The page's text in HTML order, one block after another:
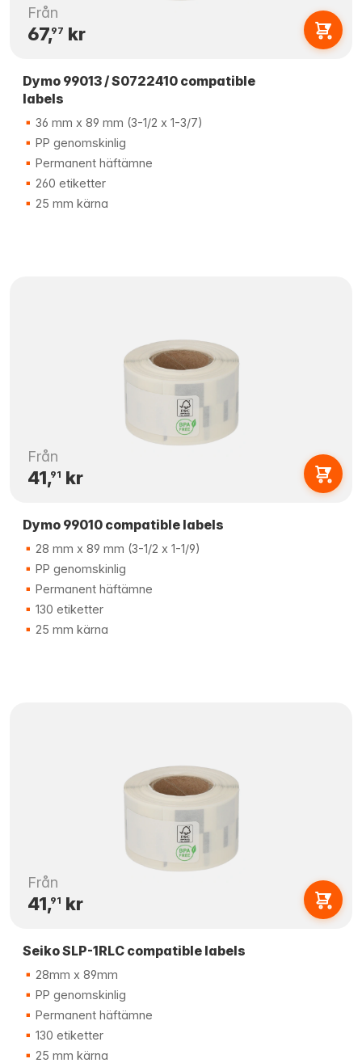
Från
67,97 kr
Dymo 99013 / S0722410 compatible
labels
36 mm x 89 mm (3-1/2 x 1-3/7)
PP genomskinlig
Permanent häftämne
260 etiketter
25 mm kärna
Från
41,91 kr
Dymo 99010 compatible labels
28 mm x 89 mm (3-1/2 x 1-1/9)
PP genomskinlig
Permanent häftämne
130 etiketter
25 mm kärna
Från
41,91 kr
Seiko SLP-1RLC compatible labels
28mm x 89mm
PP genomskinlig
Permanent häftämne
130 etiketter
25 mm kärna